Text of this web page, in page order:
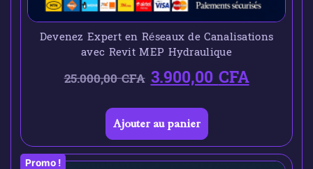
Devenez Expert en Réseaux de Canalisations
avec Revit MEP Hydraulique
25.000,00CFA 3.900,00CFA
Ajouter au panier
Promo !